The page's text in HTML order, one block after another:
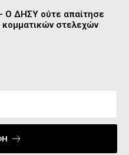
Ο ΔΗΣΥ ούτε απαίτησε
κομματικών στελεχών